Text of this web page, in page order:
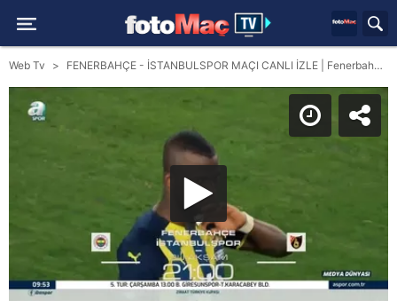
Web Tv FENERBAHÇE - İSTANBULSPOR MAÇI CANLI İZLE | Fenerbahçe - İstanbulspor Ziraat Türkiye Kupası mücadelesi öncesi son durum! Karşılaşma ne zaman? Hangi kanalda? Saat kaçta?